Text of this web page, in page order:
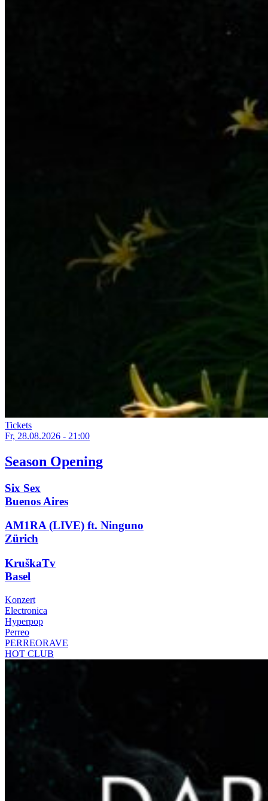
Tickets
Fr, 28.08.2026 - 21:00
Season Opening
Six Sex
Buenos Aires
AM1RA (LIVE) ft. Ninguno
Zürich
KruškaTv
Basel
Konzert
Electronica
Hyperpop
Perreo
PERREORAVE
HOT CLUB